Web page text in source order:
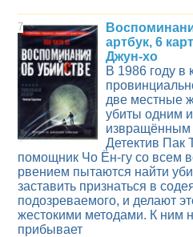
7
артбук, 6
Джун-хо
В 1986 году в
две местные
убиты одним
извращённым
Детектив Пак
помощник Чо Ён-гу со всем
рвением пытаются найти
заставить признаться в
подозреваемого, и делают
жестокими методами. К ним
прибывает